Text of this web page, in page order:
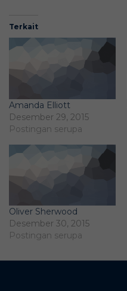
Terkait
Amanda Elliott
Desember 29, 2015
Postingan serupa
Oliver Sherwood
Desember 30, 2015
Postingan serupa